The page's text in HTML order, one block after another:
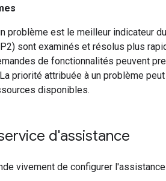
problème est le meilleur indicateur
P2) sont examinés et résolus plus
de fonctionnalités peuvent
La priorité attribuée à un problème
disponibles.
d'assistance
vivement de configurer